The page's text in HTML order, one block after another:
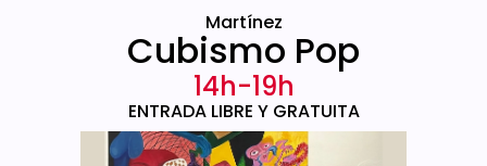
Martínez
Cubismo Pop
14h-19h
ENTRADA LIBRE Y GRATUITA